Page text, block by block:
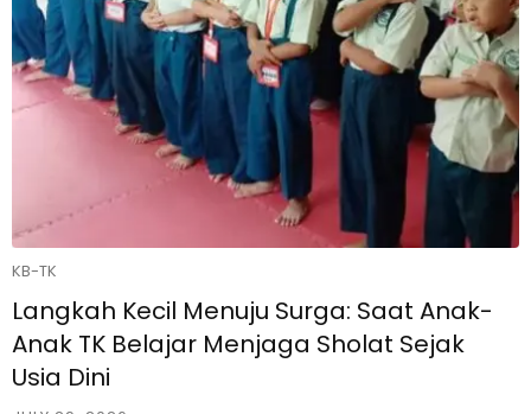
KB-TK
Langkah Kecil Menuju Surga: Saat Anak-
Anak TK Belajar Menjaga Sholat Sejak
Usia Dini